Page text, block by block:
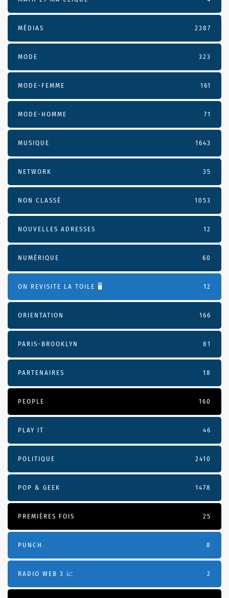
MÉDIAS 2387
MODE 323
MODE-FEMME 161
MODE-HOMME 71
MUSIQUE 1643
NETWORK 35
NON CLASSÉ 1053
NOUVELLES ADRESSES 12
NUMÉRIQUE 60
ON REVISITE LA TOILE 🖥️ 12
ORIENTATION 166
PARIS-BROOKLYN 81
PARTENAIRES 18
PEOPLE 160
PLAY IT 46
POLITIQUE 2410
POP & GEEK 1478
PREMIÈRES FOIS 25
PUNCH 8
RADIO WEB 3 📈 2